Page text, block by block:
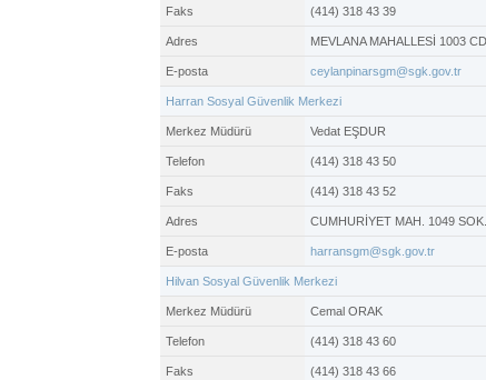
Faks (414) 318 43 39
Adres MEVLANA MAHALLESİ 1003
E-posta ceylanpinarsgm@sgk.gov.tr
Harran Sosyal Güvenlik Merkezi
Merkez Müdürü Vedat EŞDUR
Telefon (414) 318 43 50
Faks (414) 318 43 52
Adres CUMHURİYET MAH. 1049
E-posta harransgm@sgk.gov.tr
Hilvan Sosyal Güvenlik Merkezi
Merkez Müdürü Cemal ORAK
Telefon (414) 318 43 60
Faks (414) 318 43 66